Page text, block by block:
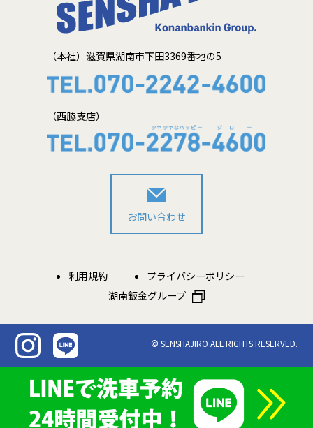
（本社）滋賀県湖南市下田3369番地の5
（西脇支店）
お問い合わせ
利用規約
プライバシーポリシー
湖南鈑金グループ
© SENSHAJIRO ALL RIGHTS RESERVED.